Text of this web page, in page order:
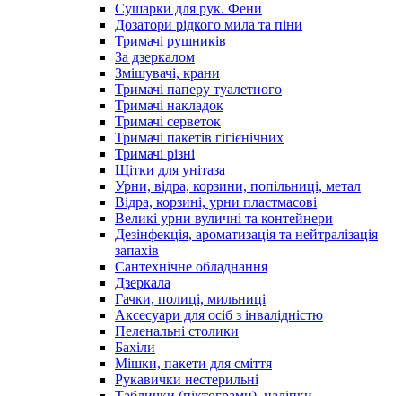
Сушарки для рук. Фени
Дозатори рідкого мила та піни
Тримачі рушників
За дзеркалом
Змішувачі, крани
Тримачі паперу туалетного
Тримачі накладок
Тримачі серветок
Тримачі пакетів гігієнічних
Тримачі різні
Щітки для унітаза
Урни, відра, корзини, попільниці, метал
Відра, корзині, урни пластмасові
Великі урни вуличні та контейнери
Дезінфекція, ароматизація та нейтралізація
запахів
Сантехнічне обладнання
Дзеркала
Гачки, полиці, мильниці
Аксесуари для осіб з інвалідністю
Пеленальні столики
Бахіли
Мішки, пакети для сміття
Рукавички нестерильні